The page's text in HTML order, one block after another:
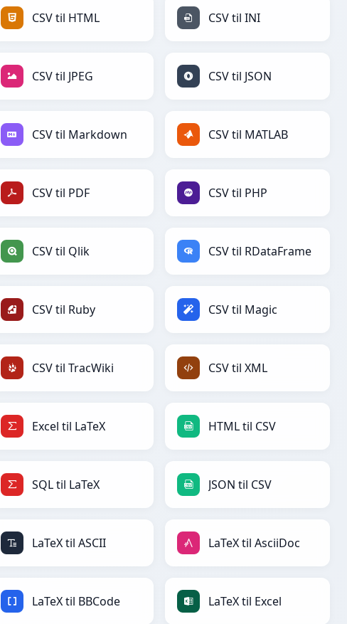
CSV til HTML CSV til INI
CSV til JPEG CSV til JSON
CSV til Markdown CSV til MATLAB
CSV til PDF CSV til PHP
CSV til Qlik CSV til RDataFrame
CSV til Ruby CSV til Magic
CSV til TracWiki CSV til XML
Excel til LaTeX HTML til CSV
SQL til LaTeX JSON til CSV
LaTeX til ASCII LaTeX til AsciiDoc
LaTeX til BBCode LaTeX til Excel